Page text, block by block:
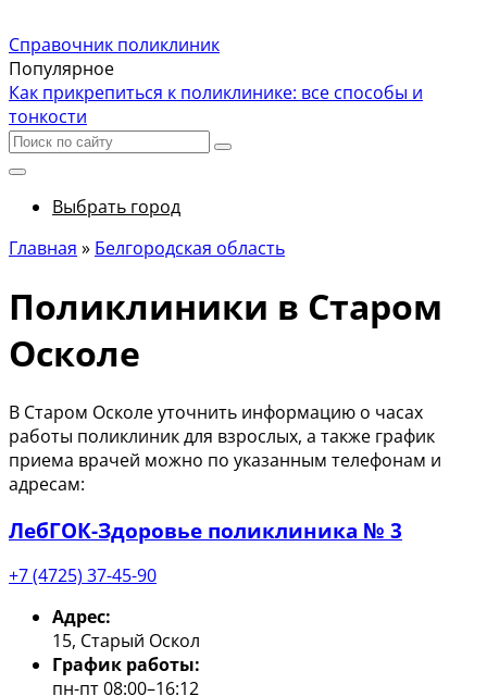
Справочник поликлиник
Популярное
Как прикрепиться к поликлинике: все способы и
тонкости
Выбрать город
Главная » Белгородская область
Поликлиники в Старом
Осколе
В Старом Осколе уточнить информацию о часах
работы поликлиник для взрослых, а также график
приема врачей можно по указанным телефонам и
адресам:
ЛебГОК-Здоровье поликлиника № 3
+7 (4725) 37-45-90
Адрес:
15, Старый Оскол
График работы:
пн-пт 08:00–16:12